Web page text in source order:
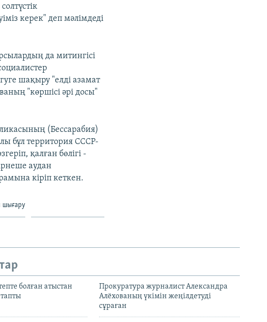
керек" деп мәлімдеді
да митингісі
шақыру "елді азамат
"көршісі әрі досы"
(Бессарабия)
бұл территория СССР-
қалған бөлігі -
аудан
кіріп кеткен.
шығару
болған атыстан
Прокуратура журналист Александра
Алёхованың үкімін жеңілдетуді
сұраған